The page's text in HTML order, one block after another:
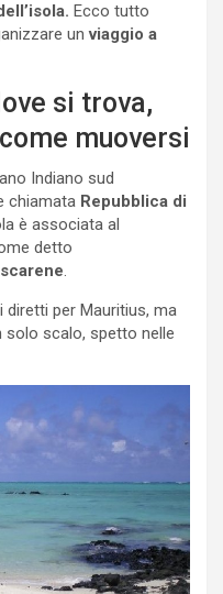
Ecco tutto
un viaggio a
si trova,
muoversi
Indiano sud
chiamata Repubblica di
è associata al
detto
.
diretti per Mauritius, ma
scalo, spetto nelle